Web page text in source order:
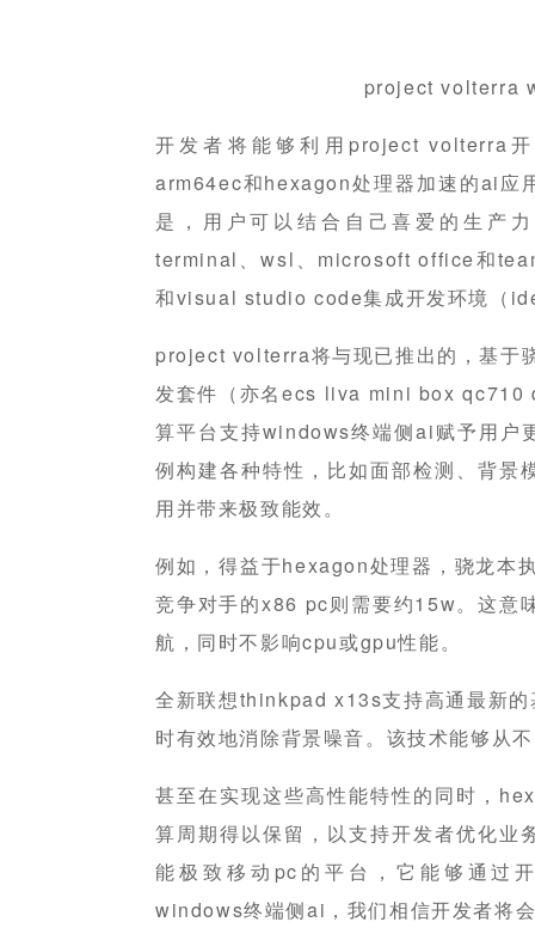
project volterra
开发者将能够利用project volterra
arm64ec和hexagon处理器加速的ai应
是，用户可以结合自己喜爱的生产
terminal、wsl、microsoft office和
和visual studio code集成开发环境（
project volterra将与现已推出的，基于
发套件（亦名ecs liva mini box qc710
算平台支持windows终端侧ai赋予用户
例构建各种特性，比如面部检测、背景
用并带来极致能效。
例如，得益于hexagon处理器，骁龙本
竞争对手的x86 pc则需要约15w。这意
航，同时不影响cpu或gpu性能。
全新联想thinkpad x13s支持高通最新
时有效地消除背景噪音。该技术能够从
甚至在实现这些高性能特性的同时，
算周期得以保留，以支持开发者优化业
能极致移动pc的平台，它能够通过
windows终端侧ai，我们相信开发者将